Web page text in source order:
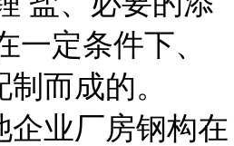
一定条件下、
而成的。
企业厂房钢构在